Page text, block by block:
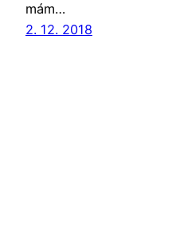
mám…
2. 12. 2018